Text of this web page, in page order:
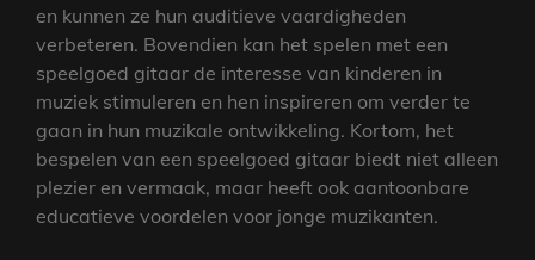
en kunnen ze hun auditieve vaardigheden
verbeteren. Bovendien kan het spelen met een
speelgoed gitaar de interesse van kinderen in
muziek stimuleren en hen inspireren om verder te
gaan in hun muzikale ontwikkeling. Kortom, het
bespelen van een speelgoed gitaar biedt niet alleen
plezier en vermaak, maar heeft ook aantoonbare
educatieve voordelen voor jonge muzikanten.